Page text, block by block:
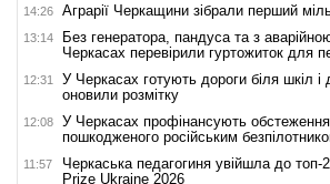
14:26 Аграрії Черкащини зібрали перший
13:14
Без генератора, пандуса та з
Черкасах перевірили гуртожиток для
12:31
У Черкасах готують дороги біля шкіл і
оновили розмітку
12:08
У Черкасах профінансують обстеження
пошкодженого російським
11:57
Черкаська педагогиня увійшла до топ-
Prize Ukraine 2026